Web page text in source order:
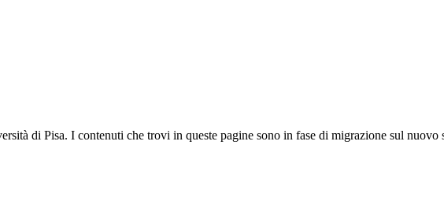
di Pisa. I contenuti che trovi in queste pagine sono in fase di migrazione sul